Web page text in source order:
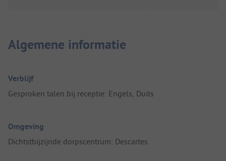
Algemene informatie
Verblijf
Gesproken talen bij receptie: Engels, Duits
Omgeving
Dichtstbijzijnde dorpscentrum: Descartes